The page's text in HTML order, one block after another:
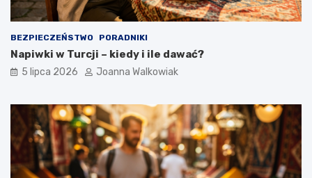
BEZPIECZEŃSTWO PORADNIKI
Napiwki w Turcji – kiedy i ile dawać?
5 lipca 2026 Joanna Walkowiak